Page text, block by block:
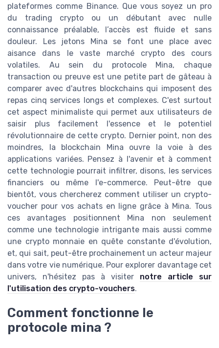
plateformes comme Binance. Que vous soyez un pro
du trading crypto ou un débutant avec nulle
connaissance préalable, l’accès est fluide et sans
douleur. Les jetons Mina se font une place avec
aisance dans le vaste marché crypto des cours
volatiles. Au sein du protocole Mina, chaque
transaction ou preuve est une petite part de gâteau à
comparer avec d'autres blockchains qui imposent des
repas cinq services longs et complexes. C'est surtout
cet aspect minimaliste qui permet aux utilisateurs de
saisir plus facilement l'essence et le potentiel
révolutionnaire de cette crypto. Dernier point, non des
moindres, la blockchain Mina ouvre la voie à des
applications variées. Pensez à l'avenir et à comment
cette technologie pourrait infiltrer, disons, les services
financiers ou même l'e-commerce. Peut-être que
bientôt, vous chercherez comment utiliser un crypto-
voucher pour vos achats en ligne grâce à Mina. Tous
ces avantages positionnent Mina non seulement
comme une technologie intrigante mais aussi comme
une crypto monnaie en quête constante d'évolution,
et, qui sait, peut-être prochainement un acteur majeur
dans votre vie numérique. Pour explorer davantage cet
univers, n'hésitez pas à visiter notre article sur
l'utilisation des crypto-vouchers.
Comment fonctionne le
protocole mina ?